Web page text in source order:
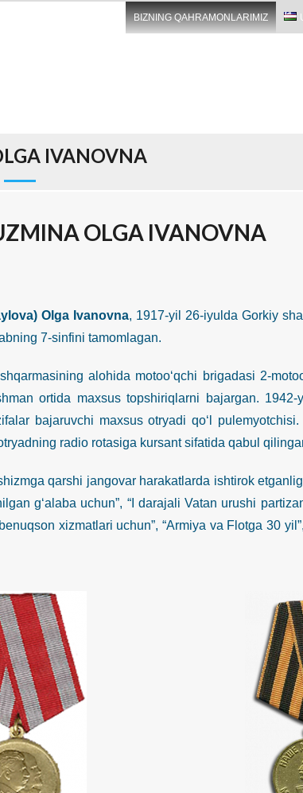
BIZNING QAHRAMONLARIMIZ
IVANOVNA
OLGA IVANOVNA
Olga Ivanovna, 1917-yil 26-iyulda Gorkiy
7-sinfini tamomlagan.
alohida motoo‘qchi brigadasi 2-
ortida maxsus topshiriqlarni bajargan. 1942-
bajaruvchi maxsus otryadi qo‘l
radio rotasiga kursant sifatida qabul
qarshi jangovar harakatlarda ishtirok
g‘alaba uchun”, “I darajali Vatan urushi
xizmatlari uchun”, “Armiya va Flotga 30